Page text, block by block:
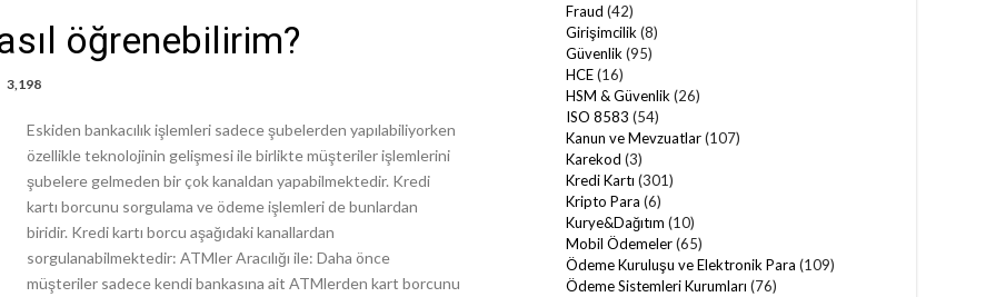
öğrenebilirim?
3,198
Eskiden bankacılık işlemleri sadece şubelerden yapılabiliyorken
özellikle teknolojinin gelişmesi ile birlikte müşteriler işlemlerini
şubelere gelmeden bir çok kanaldan yapabilmektedir. Kredi
kartı borcunu sorgulama ve ödeme işlemleri de bunlardan
biridir. Kredi kartı borcu aşağıdaki kanallardan
sorgulanabilmektedir: ATMler Aracılığı ile: Daha önce
müşteriler sadece kendi bankasına ait ATMlerden kart borcunu
Fraud (42)
Girişimcilik (8)
Güvenlik (95)
HCE(16)
HSM & Güvenlik (26)
ISO 8583 (54)
Kanun ve Mevzuatlar(107)
Karekod (3)
Kredi Kartı (301)
Kripto Para (6)
Kurye&Dağıtım (10)
Mobil Ödemeler(65)
Ödeme Kuruluşu ve Elektronik Para (109)
Ödeme Sistemleri Kurumları (76)